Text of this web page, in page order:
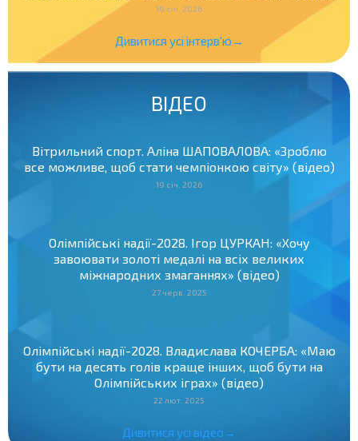
19 січ. 2026
Дивитися усі інтерв'ю→
ВІДЕО
Вітрильний спорт. Аліна ШАПОВАЛОВА: «Зроблю
все можливе, щоб стати чемпіонкою світу» (відео)
19 січ. 2026
Олімпійські надії-2028. Ігор ЦУРКАН: «Хочу
завоювати золоті медалі на всіх великих
міжнародних змаганнях» (відео)
27 черв. 2025
Олімпійські надії-2028. Владислава КОЧЕРБА: «Маю
бути на десять голів краще інших, щоб бути на
Олімпійських іграх» (відео)
22 лют. 2025
Дивитися усі відео→